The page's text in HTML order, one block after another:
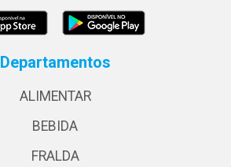
Departamentos
ALIMENTAR
BEBIDA
FRALDA